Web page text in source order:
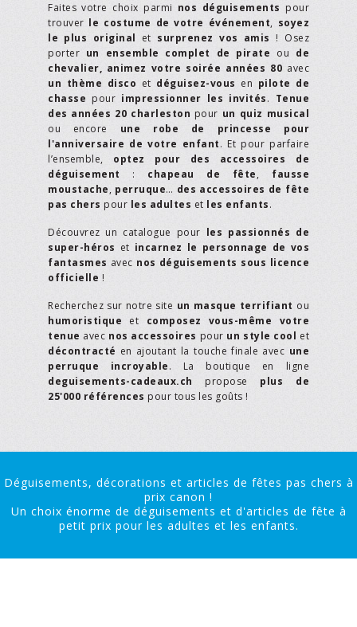
Faites votre choix parmi nos déguisements pour
trouver le costume de votre événement, soyez
le plus original et surprenez vos amis ! Osez
porter un ensemble complet de pirate ou de
chevalier, animez votre soirée années 80 avec
un thème disco et déguisez-vous en pilote de
chasse pour impressionner les invités. Tenue
des années 20 charleston pour un quiz musical
ou encore une robe de princesse pour
l'anniversaire de votre enfant. Et pour parfaire
l’ensemble, optez pour des accessoires de
déguisement : chapeau de fête, fausse
moustache, perruque… des accessoires de fête
pas chers pour les adultes et les enfants.
Découvrez un catalogue pour les passionnés de
super-héros et incarnez le personnage de vos
fantasmes avec nos déguisements sous licence
officielle !
Recherchez sur notre site un masque terrifiant ou
humoristique et composez vous-même votre
tenue avec nos accessoires pour un style cool et
décontracté en ajoutant la touche finale avec une
perruque incroyable. La boutique en ligne
deguisements-cadeaux.ch propose plus de
25'000 références pour tous les goûts !
Déguisements, décorations et articles de fêtes pas chers à
prix canon !
Un choix énorme de déguisements et d'articles de fête à
petit prix pour les adultes et les enfants.